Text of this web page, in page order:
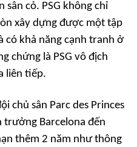
cỏ. PSG không chỉ
xây dựng được một tập
có khả năng cạnh tranh ở
chứng là PSG vô địch
liên tiếp.
chủ sân Parc des Princes
trưởng Barcelona đến
thêm 2 năm như thông